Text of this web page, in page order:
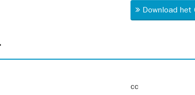
Download
cc